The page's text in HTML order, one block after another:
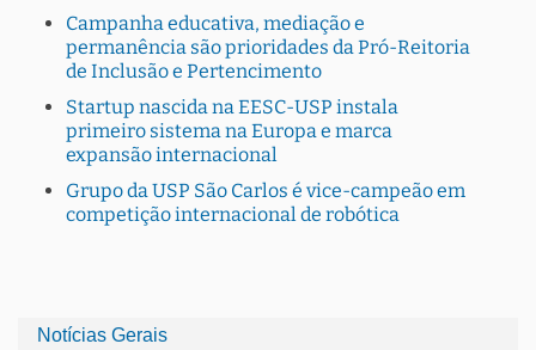
Campanha educativa, mediação e
permanência são prioridades da Pró-Reitoria
de Inclusão e Pertencimento
Startup nascida na EESC-USP instala
primeiro sistema na Europa e marca
expansão internacional
Grupo da USP São Carlos é vice-campeão em
competição internacional de robótica
Notícias Gerais